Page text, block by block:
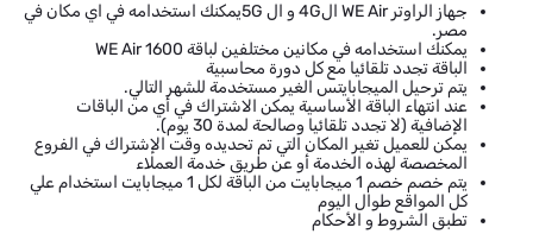
جهاز الراوتر WE Air ال4G و ال 5Gيمكنك استخدامه في اي مكان في
مصر.
يمكنك استخدامه في مكانين مختلفين لباقة WE Air 1600
الباقة تجدد تلقائيا مع كل دورة محاسبية
يتم ترحيل الميجابايتس الغير مستخدمة للشهر التالي.
عند انتهاء الباقة الأساسية يمكن الاشتراك في أي من الباقات
الإضافية (لا تجدد تلقائيا وصالحة لمدة 30 يوم).
يمكن للعميل تغير المكان التي تم تحديده وقت الإشتراك في الفروع
المخصصة لهذه الخدمة أو عن طريق خدمة العملاء
يتم خصم خصم 1 ميجابايت من الباقة لكل 1 ميجابايت استخدام علي
كل المواقع طوال اليوم
تطبق الشروط و الأحكام